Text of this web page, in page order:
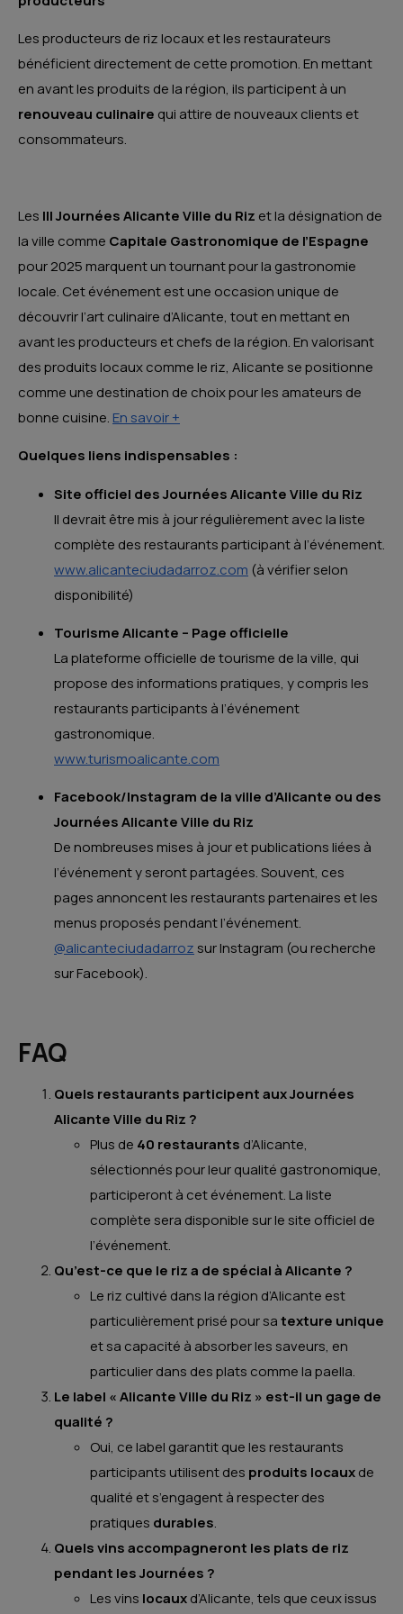
Les producteurs de riz locaux et les restaurateurs
bénéficient directement de cette promotion. En mettant
en avant les produits de la région, ils participent à un
renouveau culinaire qui attire de nouveaux clients et
consommateurs.
Les III Journées Alicante Ville du Riz et la désignation de
la ville comme Capitale Gastronomique de l’Espagne
pour 2025 marquent un tournant pour la gastronomie
locale. Cet événement est une occasion unique de
découvrir l’art culinaire d’Alicante, tout en mettant en
avant les producteurs et chefs de la région. En valorisant
des produits locaux comme le riz, Alicante se positionne
comme une destination de choix pour les amateurs de
bonne cuisine. En savoir +
Quelques liens indispensables :
Site officiel des Journées Alicante Ville du Riz
Il devrait être mis à jour régulièrement avec la liste
complète des restaurants participant à l’événement.
www.alicanteciudadarroz.com (à vérifier selon
disponibilité)
Tourisme Alicante – Page officielle
La plateforme officielle de tourisme de la ville, qui
propose des informations pratiques, y compris les
restaurants participants à l’événement
gastronomique.
www.turismoalicante.com
Facebook/Instagram de la ville d’Alicante ou des
Journées Alicante Ville du Riz
De nombreuses mises à jour et publications liées à
l’événement y seront partagées. Souvent, ces
pages annoncent les restaurants partenaires et les
menus proposés pendant l’événement.
@alicanteciudadarroz sur Instagram (ou recherche
sur Facebook).
FAQ
Quels restaurants participent aux Journées
Alicante Ville du Riz ?
Plus de 40 restaurants d’Alicante,
sélectionnés pour leur qualité gastronomique,
participeront à cet événement. La liste
complète sera disponible sur le site officiel de
l’événement.
Qu’est-ce que le riz a de spécial à Alicante ?
Le riz cultivé dans la région d’Alicante est
particulièrement prisé pour satexture unique
et sa capacité à absorber les saveurs, en
particulier dans des plats comme la paella.
Le label « Alicante Ville du Riz » est-il un gage de
qualité ?
Oui, ce label garantit que les restaurants
participants utilisent des produits locauxde
qualité et s’engagent à respecter des
pratiques durables.
Quels vins accompagneront les plats de riz
pendant les Journées ?
Les vins locauxd’Alicante, tels que ceux issus